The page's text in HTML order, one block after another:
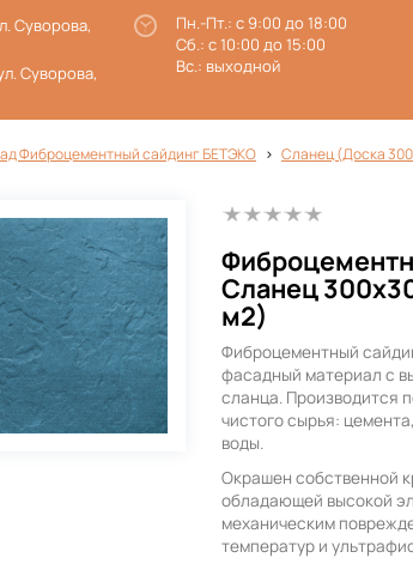
Суворова,
Суворова,
Пн.-Пт.: с 9:00 до 18:00
Сб.: с 10:00 до 15:00
Вс.: выходной
Фиброцементный сайдинг БЕТЭКО Сланец (Доска
Сланец
м2)
Фиброцементный
фасадный материал с
сланца. Производится
чистого сырья:
воды.
Окрашен собственной
обладающей высокой
механическим
температур и